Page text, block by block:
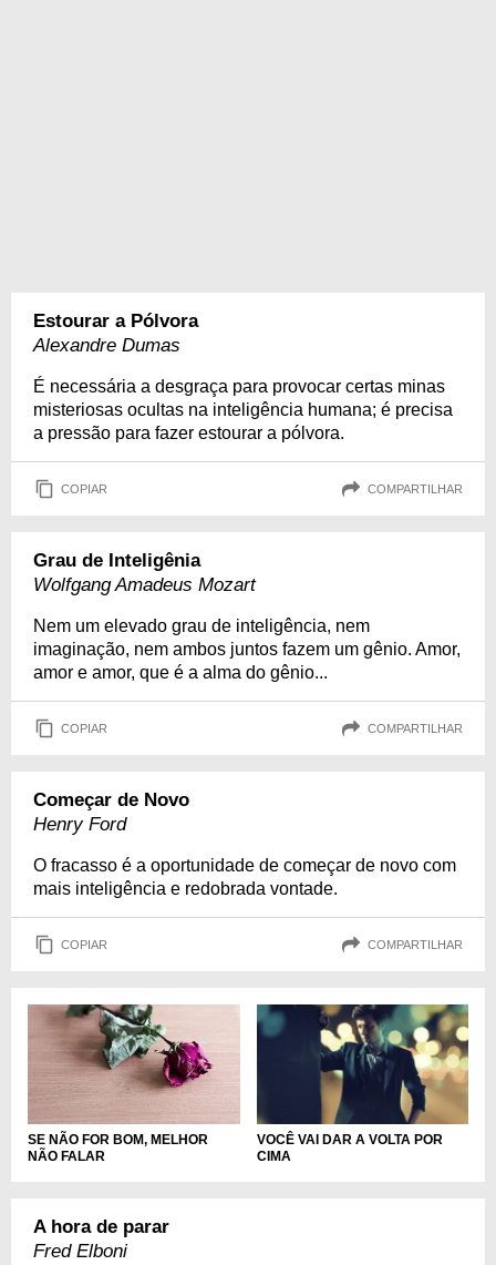
Estourar a Pólvora
Alexandre Dumas
É necessária a desgraça para provocar certas minas
misteriosas ocultas na inteligência humana; é precisa
a pressão para fazer estourar a pólvora.
COPIAR COMPARTILHAR
Grau de Inteligênia
Wolfgang Amadeus Mozart
Nem um elevado grau de inteligência, nem
imaginação, nem ambos juntos fazem um gênio. Amor,
amor e amor, que é a alma do gênio...
COPIAR COMPARTILHAR
Começar de Novo
Henry Ford
O fracasso é a oportunidade de começar de novo com
mais inteligência e redobrada vontade.
COPIAR COMPARTILHAR
SE NÃO FOR BOM, MELHOR
NÃO FALAR
VOCÊ VAI DAR A VOLTA POR
CIMA
A hora de parar
Fred Elboni